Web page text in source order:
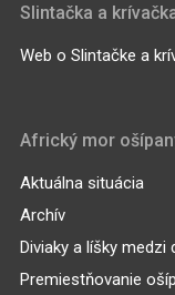
Slintačka a
Web o Slintačke a
Africký mor
Aktuálna situácia
Archív
Diviaky a líšky
Premiestňovanie